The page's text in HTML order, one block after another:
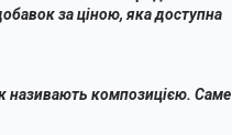
за ціною, яка доступна
називають композицією. Саме